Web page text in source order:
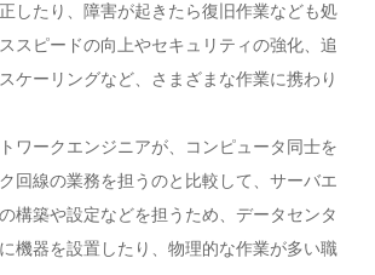
したり、障害が起きたら復旧作業なども処
スピードの向上やセキュリティの強化、追
ケーリングなど、さまざまな作業に携わり
ワークエンジニアが、コンピュータ同士を
回線の業務を担うのと比較して、サーバエ
構築や設定などを担うため、データセンタ
機器を設置したり、物理的な作業が多い職